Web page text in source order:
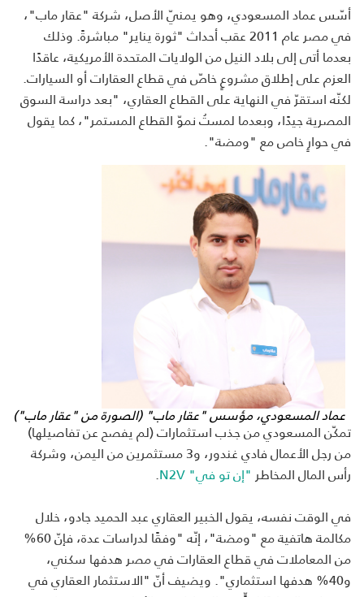
أسّس عماد المسعودي، وهو يمنيّ الأصل، شركة "عقار ماب"،
في مصر عام 2011 عقب أحداث "ثورة يناير" مباشرةً. وذلك
بعدما أتى إلى بلاد النيل من الولايات المتحدة الأمريكية، عاقدًا
العزم على إطلاق مشروعٍ خاصّ في قطاع العقارات أو السيارات.
لكنّه استقرّ في النهاية على القطاع العقاري، "بعد دراسة السوق
المصرية جيدًا، وبعدما لمستُ نموّ القطاع المستمر"، كما يقول
في حوارٍ خاص مع "ومضة".
عماد المسعودي، مؤسس "عقار ماب" (الصورة من "عقار ماب")
تمكّن المسعودي من جذب استثمارات (لم يفصح عن تفاصيلها)
من رجل الأعمال فادي غندور، و3 مستثمرين من اليمن، وشركة
رأس المال المخاطر"إن تو في"N2V
.
في الوقت نفسه، يقول الخبير العقاري عبد الحميد جادو، خلال
مكالمة هاتفية مع "ومضة"، إنّه "وفقًا لدراسات عدة، فإنّ 60%
من المعاملات في قطاع العقارات في مصر هدفها سكني،
و40% هدفها استثماري". ويضيف أنّ "الاستثمار العقاري في